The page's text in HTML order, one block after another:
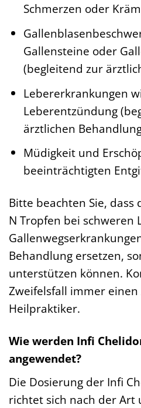
Schmerzen oder
Gallensteine oder
(begleitend zur
Lebererkrankungen
Leberentzündung
ärztlichen
Müdigkeit und
beeinträchtigten
Bitte beachten Sie, dass
N Tropfen bei schweren
Behandlung ersetzen,
unterstützen können.
Zweifelsfall immer
Heilpraktiker.
Wie werden Infi
angewendet?
Die Dosierung der Infi
richtet sich nach der Art